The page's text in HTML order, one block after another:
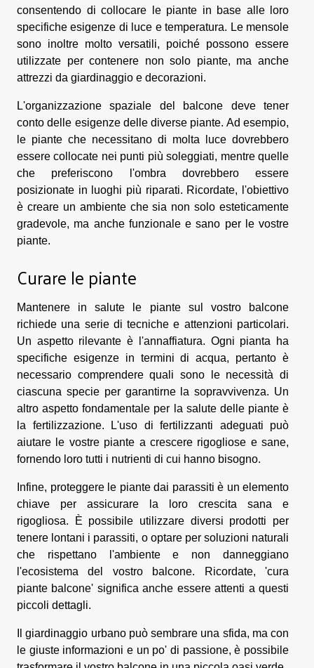
consentendo di collocare le piante in base alle loro
specifiche esigenze di luce e temperatura. Le mensole
sono inoltre molto versatili, poiché possono essere
utilizzate per contenere non solo piante, ma anche
attrezzi da giardinaggio e decorazioni.
L'organizzazione spaziale del balcone deve tener
conto delle esigenze delle diverse piante. Ad esempio,
le piante che necessitano di molta luce dovrebbero
essere collocate nei punti più soleggiati, mentre quelle
che preferiscono l'ombra dovrebbero essere
posizionate in luoghi più riparati. Ricordate, l'obiettivo
è creare un ambiente che sia non solo esteticamente
gradevole, ma anche funzionale e sano per le vostre
piante.
Curare le piante
Mantenere in salute le piante sul vostro balcone
richiede una serie di tecniche e attenzioni particolari.
Un aspetto rilevante è l'annaffiatura. Ogni pianta ha
specifiche esigenze in termini di acqua, pertanto è
necessario comprendere quali sono le necessità di
ciascuna specie per garantirne la sopravvivenza. Un
altro aspetto fondamentale per la salute delle piante è
la fertilizzazione. L'uso di fertilizzanti adeguati può
aiutare le vostre piante a crescere rigogliose e sane,
fornendo loro tutti i nutrienti di cui hanno bisogno.
Infine, proteggere le piante dai parassiti è un elemento
chiave per assicurare la loro crescita sana e
rigogliosa. È possibile utilizzare diversi prodotti per
tenere lontani i parassiti, o optare per soluzioni naturali
che rispettano l'ambiente e non danneggiano
l'ecosistema del vostro balcone. Ricordate, 'cura
piante balcone' significa anche essere attenti a questi
piccoli dettagli.
Il giardinaggio urbano può sembrare una sfida, ma con
le giuste informazioni e un po' di passione, è possibile